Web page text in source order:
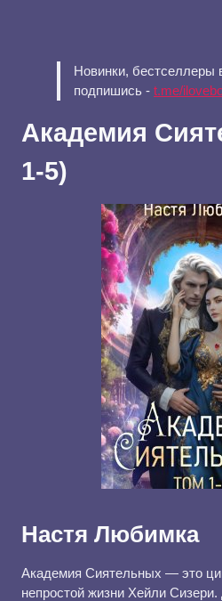
Новинки, бестселлеры
подпишись - t.me/
Академия
1-5)
Настя Любимка
Академия Сиятельных — это
непростой жизни Хейли